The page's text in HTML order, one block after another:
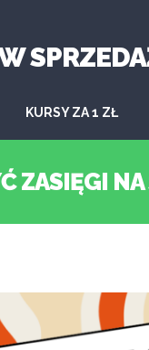
KURSY ZA 1 ZŁ
ZASIĘGI